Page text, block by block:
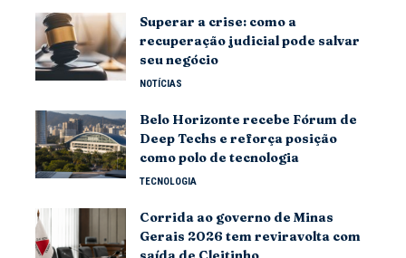
Superar a crise: como a
recuperação judicial pode salvar
seu negócio
NOTÍCIAS
Belo Horizonte recebe Fórum de
Deep Techs e reforça posição
como polo de tecnologia
TECNOLOGIA
Corrida ao governo de Minas
Gerais 2026 tem reviravolta com